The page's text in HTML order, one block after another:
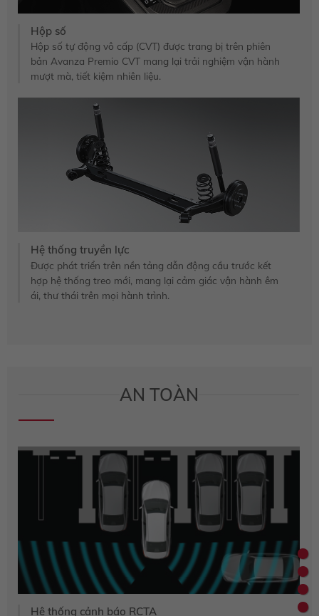
Hộp số
Hộp số tự động vô cấp (CVT) được trang bị trên phiên
bản Avanza Premio CVT mang lại trải nghiệm vận hành
mượt mà, tiết kiệm nhiên liệu.
Hệ thống truyền lực
Được phát triển trên nền tảng dẫn động cầu trước kết
hợp hệ thống treo mới, mang lại cảm giác vận hành êm
ái, thư thái trên mọi hành trình.
AN TOÀN
Hệ thống cảnh báo RCTA